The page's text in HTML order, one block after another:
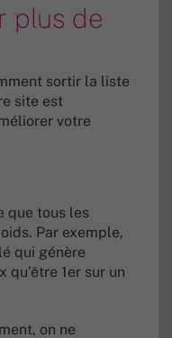
plus de
sortir la liste
site est
votre
que tous les
Par exemple,
qui génère
1er sur un
on ne